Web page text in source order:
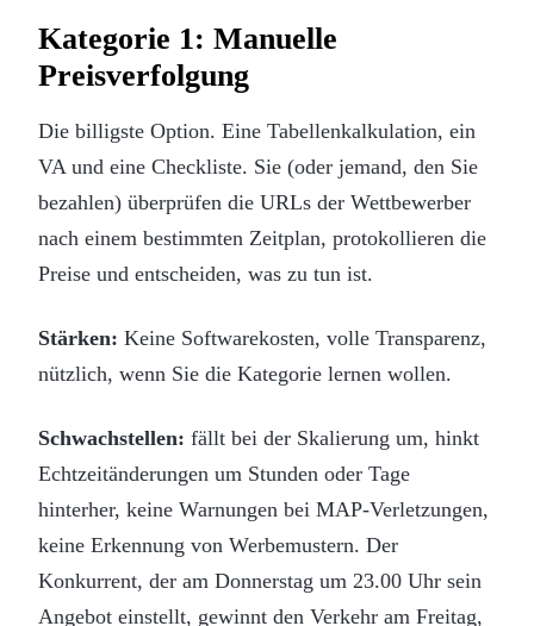
Kategorie 1: Manuelle
Preisverfolgung
Die billigste Option. Eine Tabellenkalkulation, ein
VA und eine Checkliste. Sie (oder jemand, den Sie
bezahlen) überprüfen die URLs der Wettbewerber
nach einem bestimmten Zeitplan, protokollieren die
Preise und entscheiden, was zu tun ist.
Stärken: Keine Softwarekosten, volle Transparenz,
nützlich, wenn Sie die Kategorie lernen wollen.
Schwachstellen: fällt bei der Skalierung um, hinkt
Echtzeitänderungen um Stunden oder Tage
hinterher, keine Warnungen bei MAP-Verletzungen,
keine Erkennung von Werbemustern. Der
Konkurrent, der am Donnerstag um 23.00 Uhr sein
Angebot einstellt, gewinnt den Verkehr am Freitag,